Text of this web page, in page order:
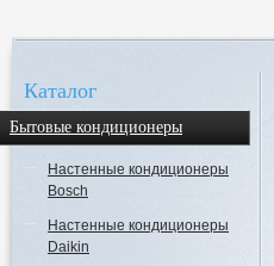
Каталог
Бытовые кондиционеры
Настенные кондиционеры
Bosch
Настенные кондиционеры
Daikin